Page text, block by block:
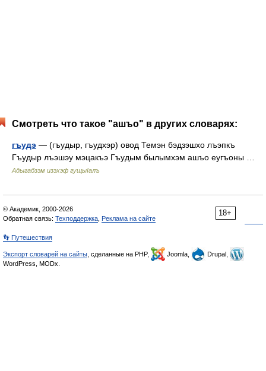
Смотреть что такое "ашъо" в других словарях:
гъудэ — (гъудыр, гъудхэр) овод Темэн бэдзэшхо лъэпкъ
Гъудыр лъэшэу мэцакъэ Гъудым былымхэм ашъо еугъоны …
Адыгабзэм изэхэф гущыIалъ
18+
© Академик, 2000-2026
Обратная связь: Техподдержка Реклама на сайте
👣 Путешествия
Экспорт словарей на сайты , сделанные на PHP, Joomla,
Drupal,
WordPress, MODx.